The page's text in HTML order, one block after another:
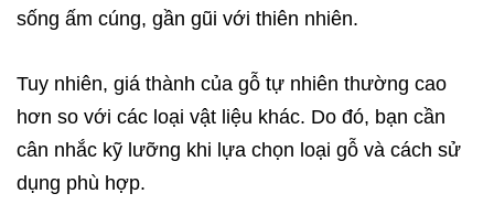
sống ấm cúng, gần gũi với thiên nhiên.
Tuy nhiên, giá thành của gỗ tự nhiên thường cao
hơn so với các loại vật liệu khác. Do đó, bạn cần
cân nhắc kỹ lưỡng khi lựa chọn loại gỗ và cách sử
dụng phù hợp.